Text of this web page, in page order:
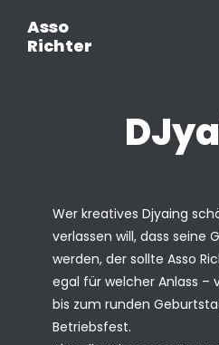
Asso
Richter
Wer kreatives Djyaing
verlassen will, dass seine
werden, der sollte Asso
egal für welcher Anlass –
bis zum runden
Betriebsfest.